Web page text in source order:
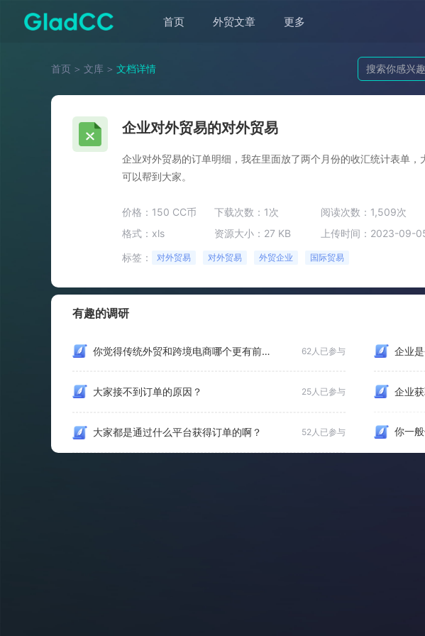
首页 外贸文章 更多
首页 ＞ 文库 ＞ 文档详情
企业对外贸易的对外贸易
企业对外贸易的订单明细，我在里面放了两个月份的收汇统计表单
可以帮到大家。
价格：150 CC币 下载次数：1次 阅读次数：1,509次
格式：xls
资源大小：27 KB 上传时间：2023-09-
标签： 对外贸易 对外贸易 外贸企业 国际贸易
有趣的调研
你觉得传统外贸和跨境电商哪个更有前景？ 62人已参与
大家接不到订单的原因？ 25人已参与 企业
大家都是通过什么平台获得订单的啊？ 52人已参与 你一